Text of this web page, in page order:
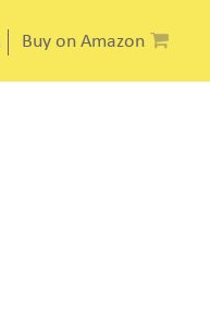
Buy on Amazon